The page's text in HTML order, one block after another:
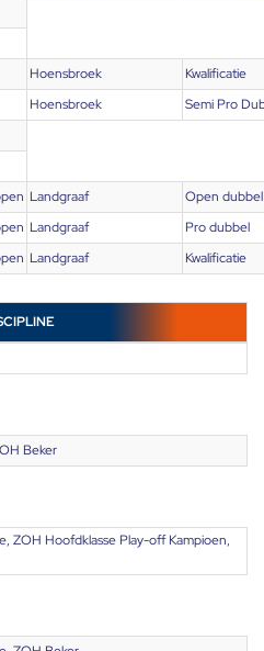
Hoensbroek
Kwalificatie
Hoensbroek Semi Pro
Landgraaf
Open dubbel
Landgraaf
Pro dubbel
Landgraaf Kwalificatie
Beker
ZOH Hoofdklasse Play-off Kampioen,